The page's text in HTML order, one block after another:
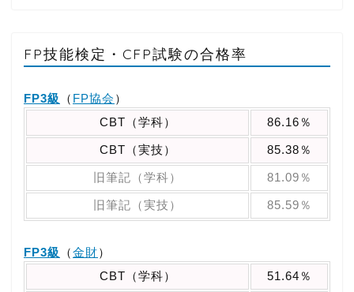
FP技能検定・CFP試験の合格率
FP3級 （ FP協会 ）
CBT（学科）
86.16％
CBT（実技） 85.38％
旧筆記（学科） 81.09％
旧筆記（実技） 85.59％
FP3級 （金財）
CBT（学科）
51.64％